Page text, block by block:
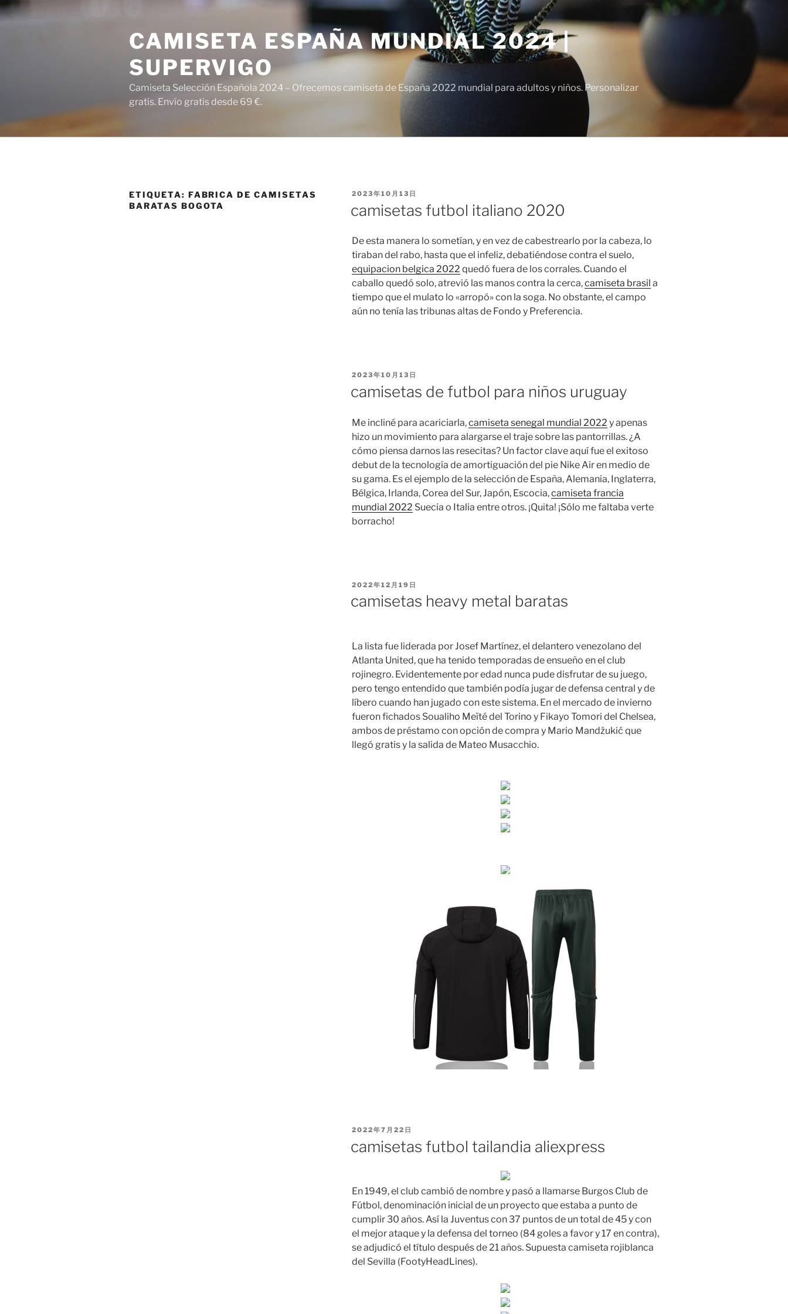
Saltar
al
CAMISETA ESPAÑA MUNDIAL 2024 |
SUPERVIGO
Camiseta Selección Española 2024 – Ofrecemos camiseta de España 2022 mundial para adultos y niños. Personalizar
gratis. Envío gratis desde 69 €.
ETIQUETA: FABRICA DE CAMISETAS
BARATAS BOGOTA
PUBLICADO
2023年10月13日
camisetas futbol italiano 2020
De esta manera lo sometían, y en vez de cabestrearlo por la cabeza, lo
tiraban del rabo, hasta que el infeliz, debatiéndose contra el suelo,
equipacion belgica 2022 quedó fuera de los corrales. Cuando el
caballo quedó solo, atrevió las manos contra la cerca,camiseta brasil a
tiempo que el mulato lo «arropó» con la soga. No obstante, el campo
aún no tenía las tribunas altas de Fondo y Preferencia.
PUBLICADO
2023年10月13日
camisetas de futbol para niños uruguay
Me incliné para acariciarla,camiseta senegal mundial 2022 y apenas
hizo un movimiento para alargarse el traje sobre las pantorrillas. ¿A
cómo piensa darnos las resecitas? Un factor clave aquí fue el exitoso
debut de la tecnología de amortiguación del pie Nike Air en medio de
su gama. Es el ejemplo de la selección de España, Alemania, Inglaterra,
Bélgica, Irlanda, Corea del Sur, Japón, Escocia,camiseta francia
mundial 2022 Suecia o Italia entre otros. ¡Quita! ¡Sólo me faltaba verte
borracho!
PUBLICADO
2022年12月19日
camisetas heavy metal baratas
La lista fue liderada por Josef Martínez, el delantero venezolano del
Atlanta United, que ha tenido temporadas de ensueño en el club
rojinegro. Evidentemente por edad nunca pude disfrutar de su juego,
pero tengo entendido que también podía jugar de defensa central y de
líbero cuando han jugado con este sistema. En el mercado de invierno
fueron fichados Soualiho Meïté del Torino y Fikayo Tomori del Chelsea,
ambos de préstamo con opción de compra y Mario Mandžukić que
llegó gratis y la salida de Mateo Musacchio.
PUBLICADO
2022年7月22日
camisetas futbol tailandia aliexpress
En 1949, el club cambió de nombre y pasó a llamarse Burgos Club de
Fútbol, denominación inicial de un proyecto que estaba a punto de
cumplir 30 años. Así la Juventus con 37 puntos de un total de 45 y con
el mejor ataque y la defensa del torneo (84 goles a favor y 17 en contra),
se adjudicó el título después de 21 años. Supuesta camiseta rojiblanca
del Sevilla (FootyHeadLines).